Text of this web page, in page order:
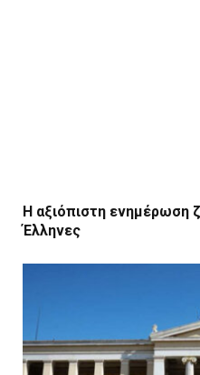
Η αξιόπιστη ενημέρωση
Έλληνες